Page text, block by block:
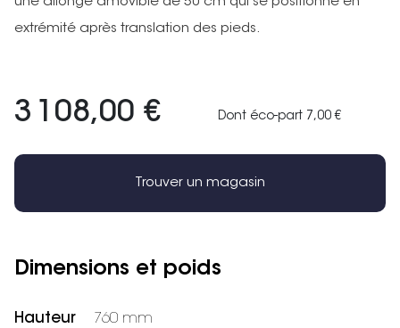
extrémité après translation des pieds.
3 108,00 € Dont éco-part 7,00 €
Trouver un magasin
Dimensions et poids
Hauteur 760 mm